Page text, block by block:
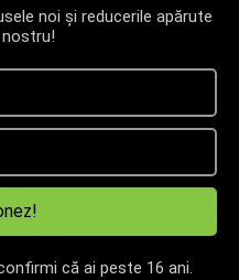
noi și reducerile apărute
că ai peste 16 ani.